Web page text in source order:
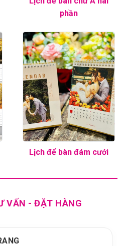
phần
Lịch để bàn đám cưới
VẤN - ĐẶT HÀNG